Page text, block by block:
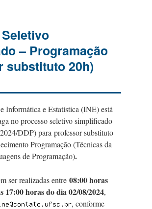
– Programação
substituto 20h)
Informática e Estatística (INE) está
no processo seletivo simplificado
DDP) paraprofessor substituto
Programação (Técnicas da
de Programação).
ser realizadas entre08:00 horas
17:00 horas do dia 02/08/2024,
, conforme